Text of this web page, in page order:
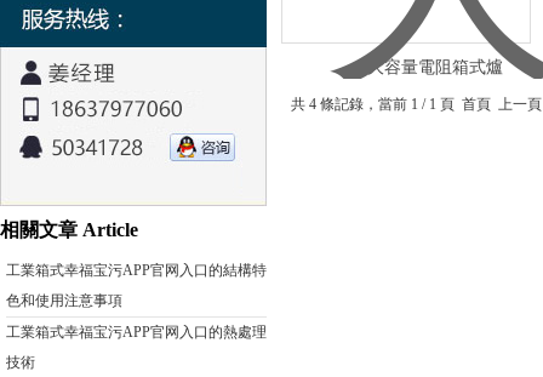
相關文章 Article
工業箱式幸福宝污APP官网入口的結構特
色和使用注意事項
工業箱式幸福宝污APP官网入口的熱處理
技術
大容量電阻箱式爐
共 4 條記錄，當前 1 / 1 頁 首頁 上